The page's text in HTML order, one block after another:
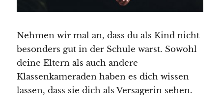
Nehmen wir mal an, dass du als Kind nicht
besonders gut in der Schule warst. Sowohl
deine Eltern als auch andere
Klassenkameraden haben es dich wissen
lassen, dass sie dich als Versagerin sehen.